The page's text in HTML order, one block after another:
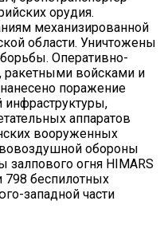
орудия.
механизированной
области. Уничтожены
Оперативно-
ракетными войсками и
поражение
инфраструктуры,
аппаратов
вооруженных
обороны
огня HIMARS
798 беспилотных
западной части